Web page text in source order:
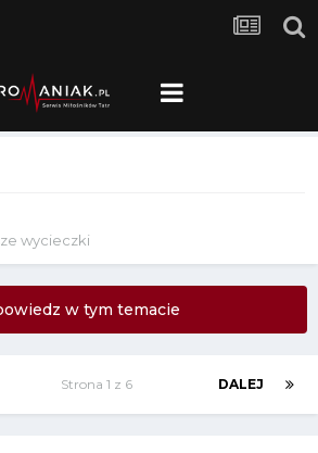
wycieczki
w tym temacie
DALEJ
Strona 1 z 6